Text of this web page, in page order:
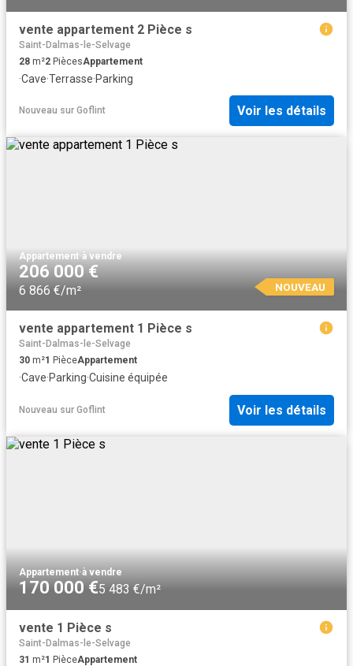
vente appartement 2 Pièce s
Saint-Dalmas-le-Selvage
28 m²2 PiècesAppartement
·Cave·Terrasse·Parking
Nouveau sur Goflint Voir les détails
Appartement·à vendre
206 000 €
6 866 €/m² NOUVEAU
vente appartement 1 Pièce s
Saint-Dalmas-le-Selvage
30 m²1 PièceAppartement
·Cave·Parking·Cuisine équipée
Nouveau sur Goflint Voir les détails
Appartement·à vendre
170 000 €5 483 €/m²
vente 1 Pièce s
Saint-Dalmas-le-Selvage
31 m²1 PièceAppartement